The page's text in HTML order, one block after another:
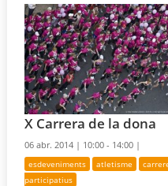
X Carrera de la dona
06 abr. 2014 | 10:00 - 14:00 |
esdeveniments atletisme
participatius